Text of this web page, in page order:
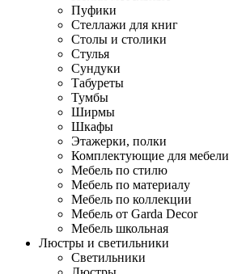
Пуфики
Стеллажи для книг
Столы и столики
Стулья
Сундуки
Табуреты
Тумбы
Ширмы
Шкафы
Этажерки, полки
Комплектующие для мебели
Мебель по стилю
Мебель по материалу
Мебель по коллекции
Мебель от Garda Decor
Мебель школьная
Люстры и светильники
Светильники